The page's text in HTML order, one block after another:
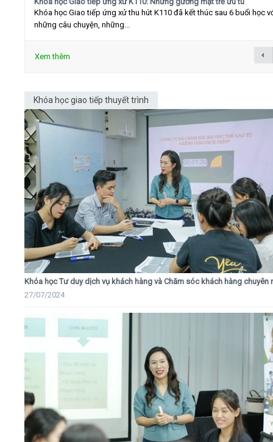
Khóa học Giao tiếp ứng xử thu hút K110 đã kết thúc sau 6 buổi học
những câu chuyện, những...
Xem thêm
Khóa học giao tiếp thuyết trình
Khóa học Tư duy dịch vụ khách hàng và Chăm sóc khách hàng chuyên
27/07/2024